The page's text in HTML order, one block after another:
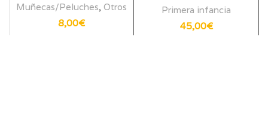
Muñecas/Peluches, Otros
8,00€
Primera infancia
45,00€